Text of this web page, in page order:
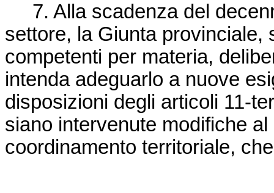
7. Alla scadenza del
settore, la Giunta provinciale,
competenti per materia,
intenda adeguarlo a nuove
disposizioni degli articoli 11-
siano intervenute modifiche
coordinamento territoriale,